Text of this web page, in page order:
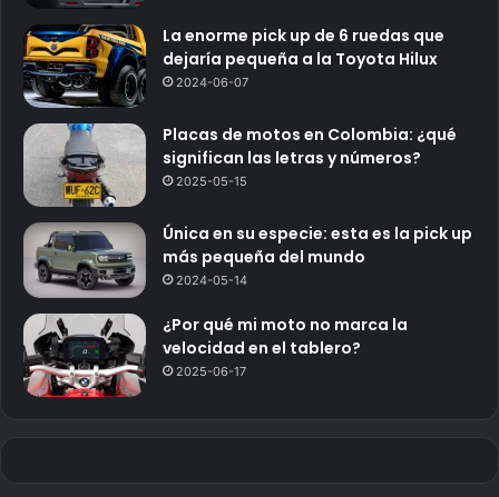
La enorme pick up de 6 ruedas que
dejaría pequeña a la Toyota Hilux
2024-06-07
Placas de motos en Colombia: ¿qué
significan las letras y números?
2025-05-15
Única en su especie: esta es la pick up
más pequeña del mundo
2024-05-14
¿Por qué mi moto no marca la
velocidad en el tablero?
2025-06-17